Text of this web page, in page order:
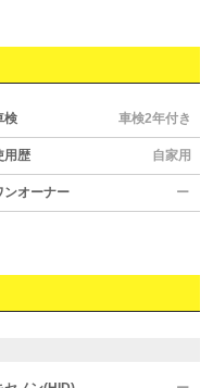
検 車検2年付き
用歴 自家用
ンオーナー ー